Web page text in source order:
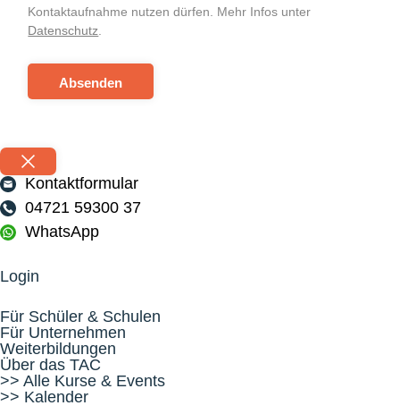
Kontaktaufnahme nutzen dürfen. Mehr Infos unter
Datenschutz.
Absenden
Kontaktformular
04721 59300 37
WhatsApp
Login
Für Schüler & Schulen
Für Unternehmen
Weiterbildungen
Über das TAC
>> Alle Kurse & Events
>> Kalender